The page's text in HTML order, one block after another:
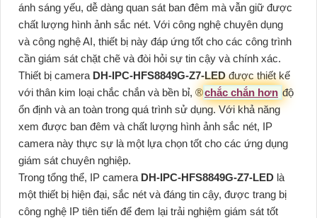
ánh sáng yếu, dễ dàng quan sát ban đêm mà vẫn giữ được
chất lượng hình ảnh sắc nét. Với công nghệ chuyên dụng
và công nghệ AI, thiết bị này đáp ứng tốt cho các công trình
cần giám sát chặt chẽ và đòi hỏi sự tin cậy và chính xác.
Thiết bị camera DH-IPC-HFS8849G-Z7-LEDđược thiết kế
với thân kim loại chắc chắn và bền bỉ, ®️chắc chắn hơn độ
ổn định và an toàn trong quá trình sử dụng. Với khả năng
xem được ban đêm và chất lượng hình ảnh sắc nét, IP
camera này thực sự là một lựa chọn tốt cho các ứng dụng
giám sát chuyên nghiệp.
Trong tổng thể, IP camera DH-IPC-HFS8849G-Z7-LED là
một thiết bị hiện đại, sắc nét và đáng tin cậy, được trang bị
công nghệ IP tiên tiến để đem lại trải nghiệm giám sát tốt